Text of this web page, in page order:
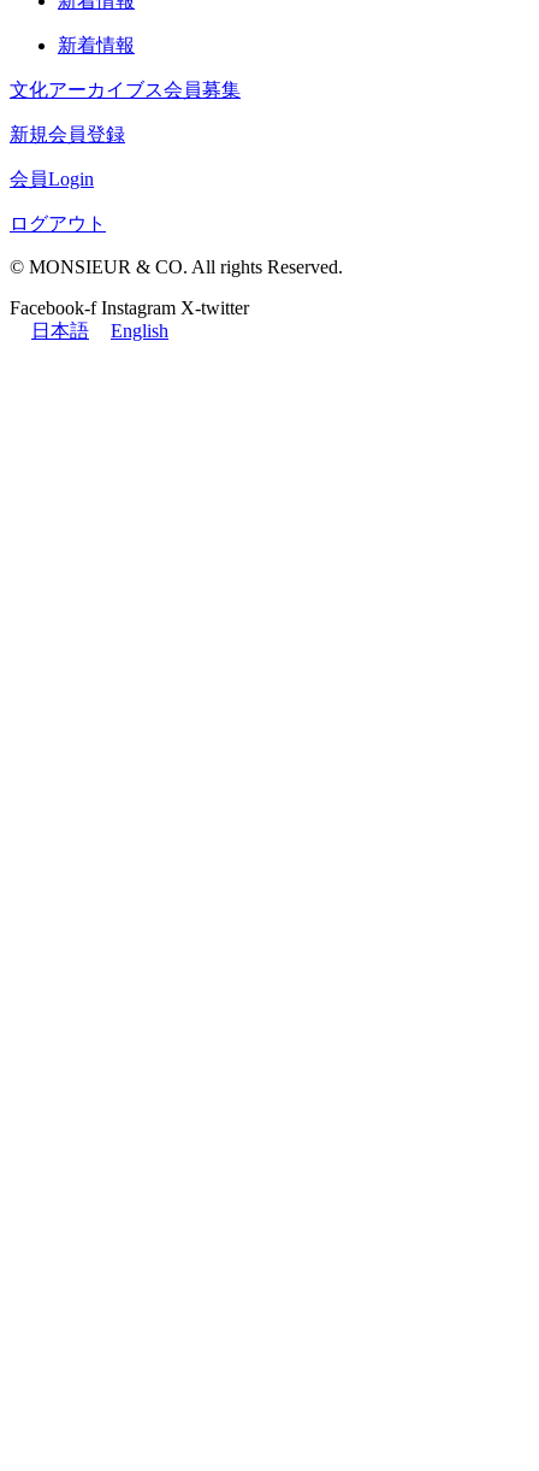
新着情報
文化アーカイブス会員募集
新規会員登録
会員Login
ログアウト
© MONSIEUR & CO. All rights Reserved.
Facebook-f Instagram X-twitter
日本語
English